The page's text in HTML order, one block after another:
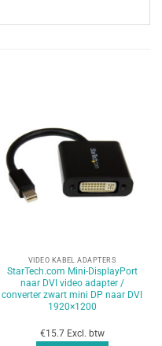
VIDEO KABEL ADAPTERS
StarTech.com Mini-DisplayPort
naar DVI video adapter /
converter zwart mini DP naar DVI
1920×1200
€15.7 Excl. btw